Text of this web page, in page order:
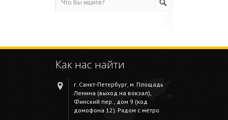
Как нас найти
г. Санкт-Петербург, м. Площадь
Ленина (выход на вокзал),
Финский пер., дом 9 (код
домофона 12). Рядом с метро.